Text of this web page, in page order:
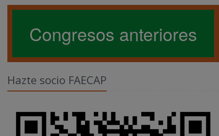
Congresos anteriores
Hazte socio FAECAP